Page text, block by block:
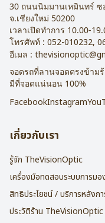
30 ถนนนิมมานเหมินทร์ ซ
จ.เชียงใหม่ 50200
เวลาเปิดทำการ 10.00-
โทรศัพท์ : 052-010232,
อีเมล :
จอดรถที่ลานจอดตรงข้าม
มีที่จอดแน่นอน 100%
FacebookInstagram
เกี่ยวกับเรา
รู้จัก TheVisionOptic
เครื่องมือทดสอบระบบการมอ
สิทธิประโยชน์ / บริการหลังกา
ประวัติร้าน TheVisionOptic